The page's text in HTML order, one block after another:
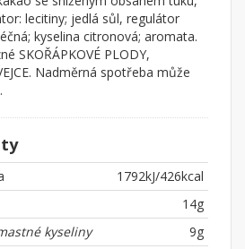
lecitiny; jedlá sůl, regulátor
kyselina citronová; aromata.
SKOŘÁPKOVÉ PLODY,
Nadměrná spotřeba může
1792kJ/426kcal
14g
kyseliny
9g